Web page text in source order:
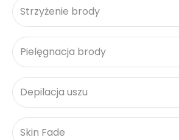
Strzyżenie brody
Pielęgnacja brody
Depilacja uszu
Skin Fade